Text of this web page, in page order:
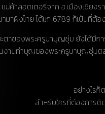
ม่ค้าลอตเตอรี่จาก อ.เมืองเชียง
มาฝั่งไทย ได้แก่ 6789 ก็เป็นที่ต้
าของพระครูบาบุญชุ่ม ยังได้มีก
นงานทำบุญของพระครูบาบุญชุ่ม
อย่างไร
สำหรับใครที่ต้องการติ